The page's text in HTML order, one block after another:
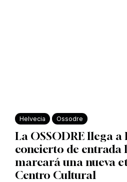
Helvecia Ossodre
La OSSODRE llega
concierto de entrada
marcará una nueva
Centro Cultural